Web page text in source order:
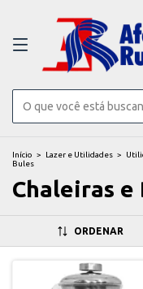
Início > Lazer e Utilidades >
Bules
Chaleiras e
ORDENAR